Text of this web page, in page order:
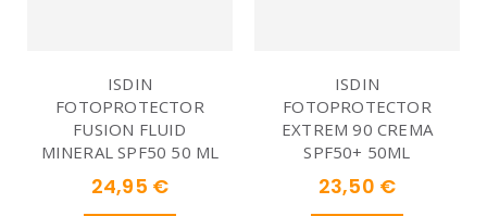
ISDIN
FOTOPROTECTOR
FUSION FLUID
MINERAL SPF50 50 ML
24,95 €
ISDIN
FOTOPROTECTOR
EXTREM 90 CREMA
SPF50+ 50ML
23,50 €